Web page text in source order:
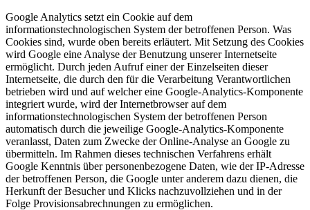
Google Analytics setzt ein Cookie auf dem
informationstechnologischen System der betroffenen Person. Was
Cookies sind, wurde oben bereits erläutert. Mit Setzung des Cookies
wird Google eine Analyse der Benutzung unserer Internetseite
ermöglicht. Durch jeden Aufruf einer der Einzelseiten dieser
Internetseite, die durch den für die Verarbeitung Verantwortlichen
betrieben wird und auf welcher eine Google-Analytics-Komponente
integriert wurde, wird der Internetbrowser auf dem
informationstechnologischen System der betroffenen Person
automatisch durch die jeweilige Google-Analytics-Komponente
veranlasst, Daten zum Zwecke der Online-Analyse an Google zu
übermitteln. Im Rahmen dieses technischen Verfahrens erhält
Google Kenntnis über personenbezogene Daten, wie der IP-Adresse
der betroffenen Person, die Google unter anderem dazu dienen, die
Herkunft der Besucher und Klicks nachzuvollziehen und in der
Folge Provisionsabrechnungen zu ermöglichen.